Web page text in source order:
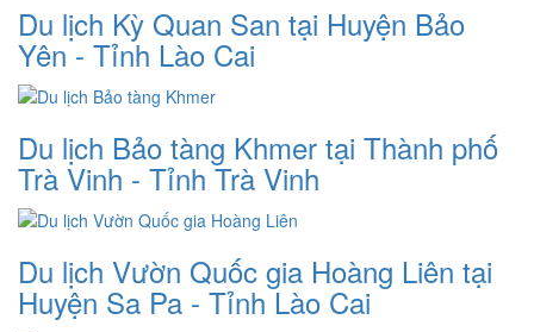
Du lịch Kỳ Quan San tại Huyện Bảo
Yên - Tỉnh Lào Cai
Du lịch Bảo tàng Khmer tại Thành phố
Trà Vinh - Tỉnh Trà Vinh
Du lịch Vườn Quốc gia Hoàng Liên tại
Huyện Sa Pa - Tỉnh Lào Cai